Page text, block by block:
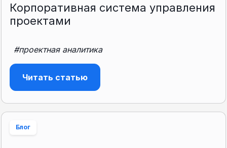
Корпоративная система управления
проектами
#проектная аналитика
Читать статью
Блог